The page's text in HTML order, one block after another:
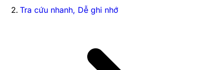
Tra cứu nhanh, Dễ ghi nhớ